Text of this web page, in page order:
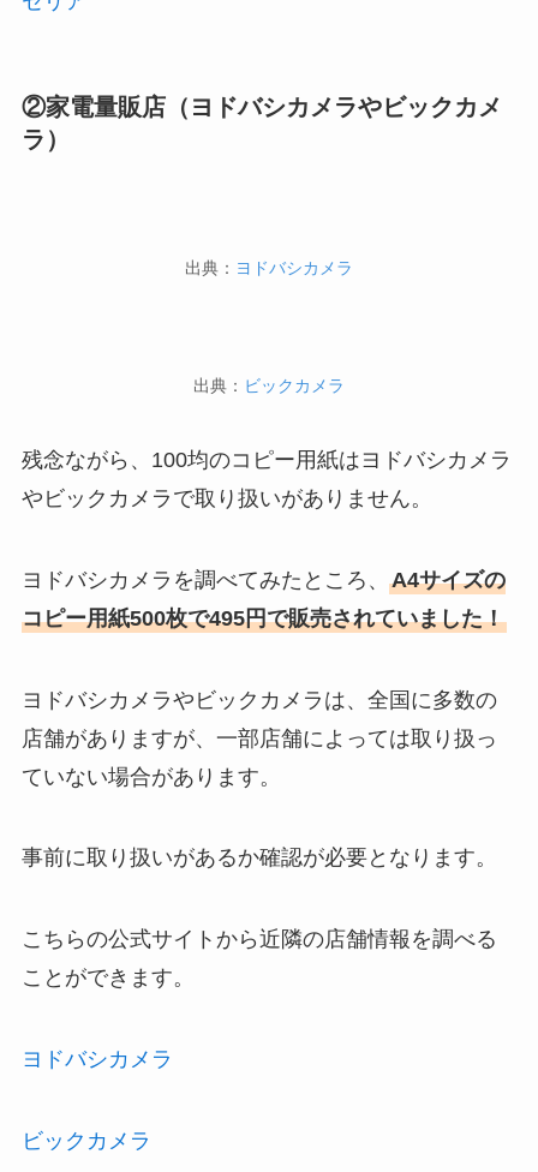
②家電量販店（ヨドバシカメラやビックカメ
ラ）
出典： ヨドバシカメラ
出典： ビックカメラ
残念ながら、100均のコピー用紙はヨドバシカメラ
やビックカメラで取り扱いがありません。
ヨドバシカメラを調べてみたところ、 A4サイズの
コピー用紙500枚で495円で販売されていました！
ヨドバシカメラやビックカメラは、全国に多数の
店舗がありますが、一部店舗によっては取り扱っ
ていない場合があります。
事前に取り扱いがあるか確認が必要となります。
こちらの公式サイトから近隣の店舗情報を調べる
ことができます。
ヨドバシカメラ
ビックカメラ